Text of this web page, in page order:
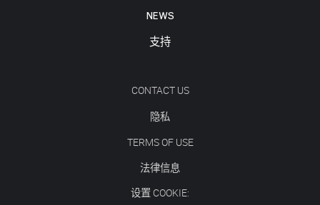
NEWS
支持
CONTACT US
隐私
TERMS OF USE
法律信息
设置 COOKIE: